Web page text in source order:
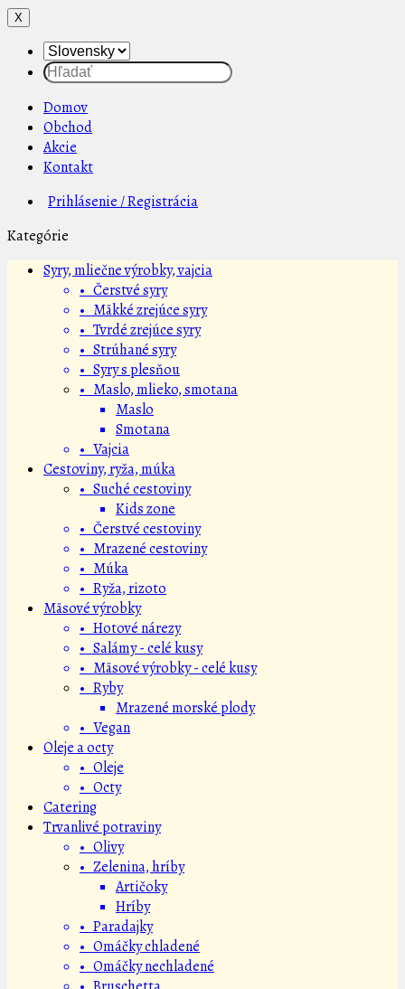
X
Domov
Obchod
Akcie
Kontakt
Prihlásenie / Registrácia
Kategórie
Syry, mliečne výrobky, vajcia
• Čerstvé syry
• Mäkké zrejúce syry
• Tvrdé zrejúce syry
• Strúhané syry
• Syry s plesňou
• Maslo, mlieko, smotana
Maslo
Smotana
• Vajcia
Cestoviny, ryža, múka
• Suché cestoviny
Kids zone
• Čerstvé cestoviny
• Mrazené cestoviny
• Múka
• Ryža, rizoto
Mäsové výrobky
• Hotové nárezy
• Salámy - celé kusy
• Mäsové výrobky - celé kusy
• Ryby
Mrazené morské plody
• Vegan
Oleje a octy
• Oleje
• Octy
Catering
Trvanlivé potraviny
• Olivy
• Zelenina, hríby
Artičoky
Hríby
• Paradajky
• Omáčky chladené
• Omáčky nechladené